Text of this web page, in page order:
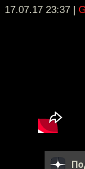
17.07.17 23:37 |